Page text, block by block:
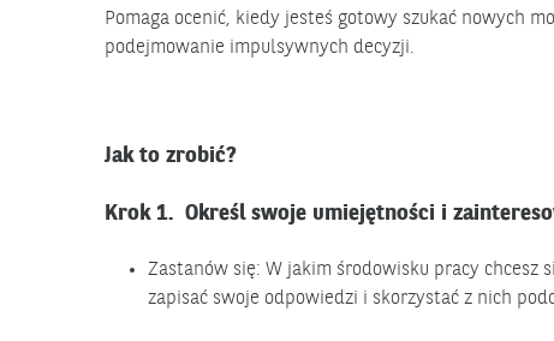
Pomaga ocenić, kiedy jesteś gotowy szukać nowych
podejmowanie impulsywnych decyzji.
Jak to zrobić?
Krok 1. Określ swoje umiejętności i
Zastanów się: W jakim środowisku pracy chcesz
zapisać swoje odpowiedzi i skorzystać z nich